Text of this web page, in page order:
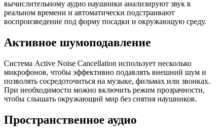
вычислительному аудио наушники анализируют звук в
реальном времени и автоматически подстраивают
воспроизведение под форму посадки и окружающую среду.
Активное шумоподавление
Система Active Noise Cancellation использует несколько
микрофонов, чтобы эффективно подавлять внешний шум и
позволять сосредоточиться на музыке, фильмах или звонках.
При необходимости можно включить режим прозрачности,
чтобы слышать окружающий мир без снятия наушников.
Пространственное аудио